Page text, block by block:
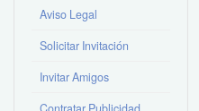
Aviso Legal
Solicitar Invitación
Invitar Amigos